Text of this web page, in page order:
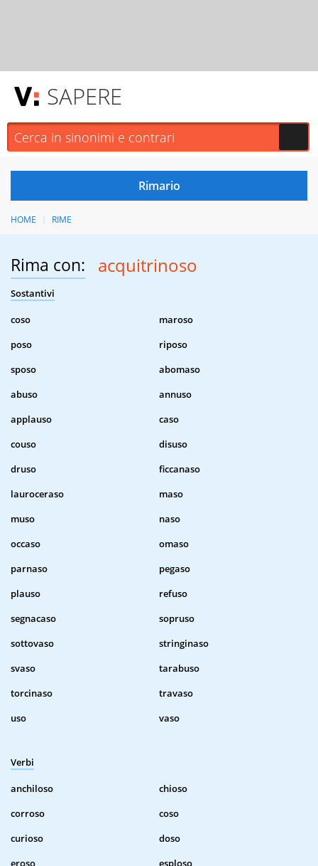
SAPERE
HOME RIME
Rima con: acquitrinoso
Sostantivi
coso
maroso
poso
riposo
sposo
abomaso
abuso
annuso
applauso
caso
couso
disuso
druso
ficcanaso
lauroceraso
maso
muso
naso
occaso
omaso
parnaso
pegaso
plauso
refuso
segnacaso
sopruso
sottovaso
stringinaso
svaso
tarabuso
torcinaso
travaso
uso
vaso
Verbi
anchiloso
chioso
corroso
coso
curioso
doso
eroso
esploso